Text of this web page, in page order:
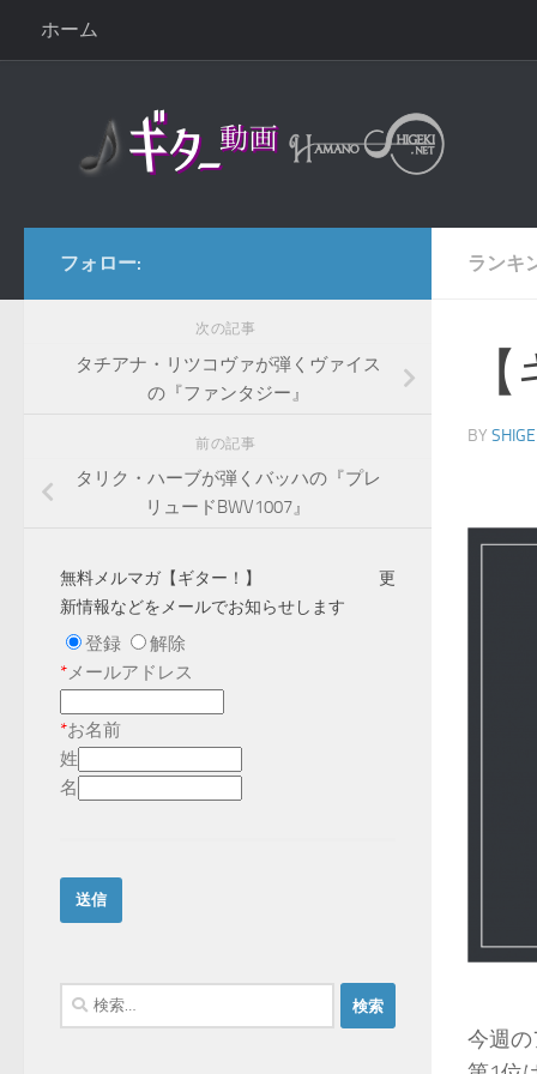
コンテンツへスキップ
ホーム
ランキ
BY
今週
フォロー:
次の記事
タチアナ・リツコヴァが弾くヴァイス
の『ファンタジー』
前の記事
タリク・ハーブが弾くバッハの『プレ
リュードBWV1007』
無料メルマガ【ギター！】 更
新情報などをメールでお知らせします
登録
解除
*メールアドレス
*お名前
姓
名
検
索: